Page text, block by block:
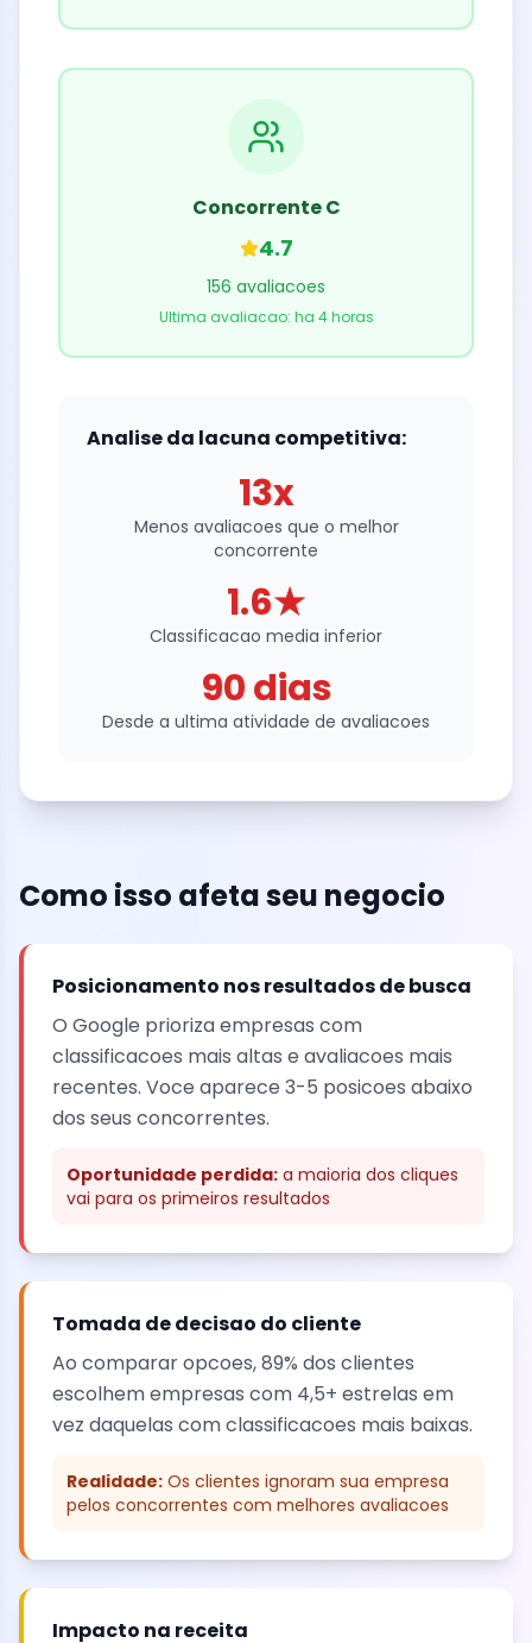
Concorrente C
4.7
156 avaliacoes
Ultima avaliacao: ha 4 horas
Analise da lacuna competitiva:
13x
Menos avaliacoes que o melhor
concorrente
1.6★
Classificacao media inferior
90 dias
Desde a ultima atividade de avaliacoes
Como isso afeta seu negocio
Posicionamento nos resultados de busca
O Google prioriza empresas com
classificacoes mais altas e avaliacoes mais
recentes. Voce aparece 3-5 posicoes abaixo
dos seus concorrentes.
Oportunidade perdida: a maioria dos cliques
vai para os primeiros resultados
Tomada de decisao do cliente
Ao comparar opcoes, 89% dos clientes
escolhem empresas com 4,5+ estrelas em
vez daquelas com classificacoes mais baixas.
Realidade: Os clientes ignoram sua empresa
pelos concorrentes com melhores avaliacoes
Impacto na receita